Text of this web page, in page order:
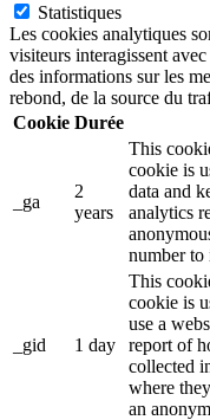
Statistiques
Les cookies analytiques
visiteurs interagissent
des informations sur les
rebond, de la source du
Cookie Durée
_ga
2
years
This
cookie is
data and
analytics
number
_gid 1 day
This
cookie is
use a
report of
collected
where
an